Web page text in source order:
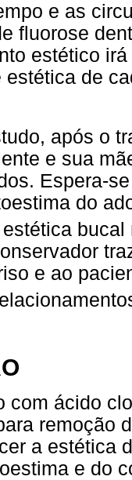
e as
fluorose
estético
estética de
após o
e sua
Espera-
do
e ao
com ácido
remoção
a estética
e do